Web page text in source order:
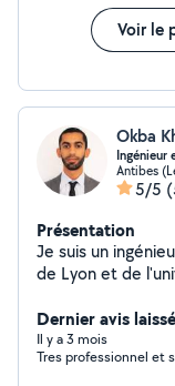
Voir le
Okba
Ingénieur
Antibes
5/5
Présentation
Je suis un
de Lyon et de
Dernier avis
Il y a 3 mois
Tres professionnel et